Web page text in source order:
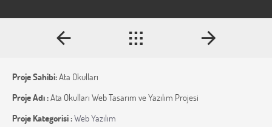
Proje Sahibi:Ata Okulları
Proje Adı :Ata Okulları Web Tasarım ve Yazılım Projesi
Proje Kategorisi :Web Yazılım